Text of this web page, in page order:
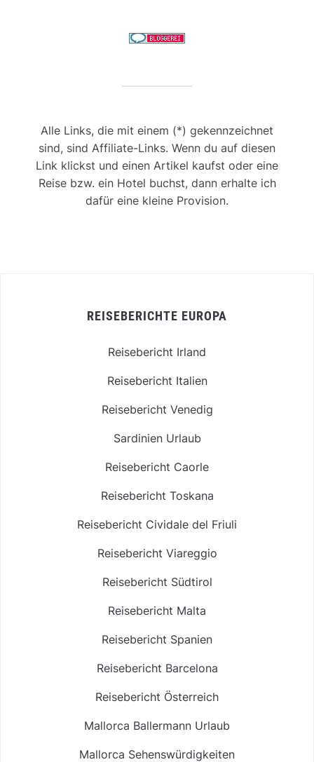
Alle Links, die mit einem (*) gekennzeichnet
sind, sind Affiliate-Links. Wenn du auf diesen
Link klickst und einen Artikel kaufst oder eine
Reise bzw. ein Hotel buchst, dann erhalte ich
dafür eine kleine Provision.
REISEBERICHTE EUROPA
Reisebericht Irland
Reisebericht Italien
Reisebericht Venedig
Sardinien Urlaub
Reisebericht Caorle
Reisebericht Toskana
Reisebericht Cividale del Friuli
Reisebericht Viareggio
Reisebericht Südtirol
Reisebericht Malta
Reisebericht Spanien
Reisebericht Barcelona
Reisebericht Österreich
Mallorca Ballermann Urlaub
Mallorca Sehenswürdigkeiten